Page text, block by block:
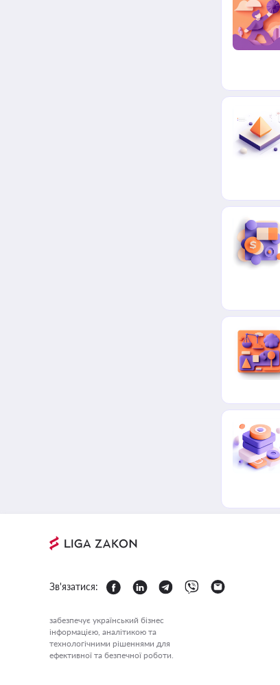
Зв'язатися:
забезпечує український бізнес
інформацією, аналітикою та
технологічними рішеннями для
ефективної та безпечної роботи.